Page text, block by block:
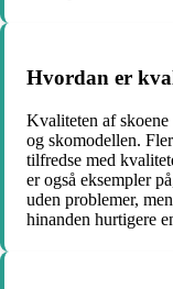
Hvordan er
Kvaliteten af
og skomodellen.
tilfredse med
er også eksempler
uden problemer,
hinanden hurtigere